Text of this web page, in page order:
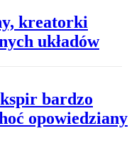
kreatorki
układów
bardzo
opowiedziany